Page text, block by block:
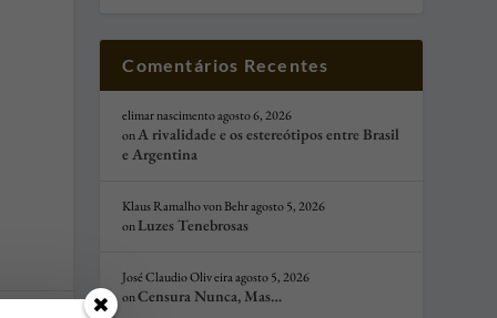
Comentários Recentes
elimar nascimentoagosto 6, 2026
onA rivalidade e os estereótipos entre Brasil
e Argentina
Klaus Ramalho von Behragosto 5, 2026
onLuzes Tenebrosas
José Claudio Oliv eiraagosto 5, 2026
onCensura Nunca, Mas…